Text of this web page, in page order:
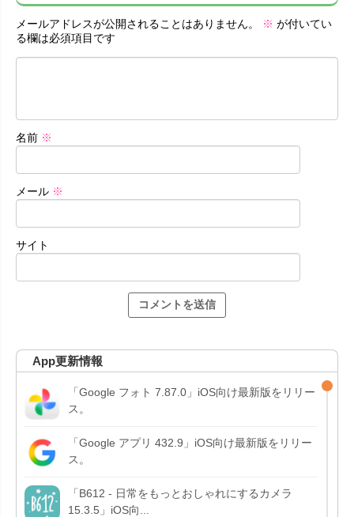
メールアドレスが公開されることはありません。 ※ が付いてい
る欄は必須項目です
名前 ※
メール ※
サイト
App更新情報
「Google フォト 7.87.0」iOS向け最新版をリリー
ス。
「Google アプリ 432.9」iOS向け最新版をリリー
ス。
「B612 - 日常をもっとおしゃれにするカメラ
15.3.5」iOS向...